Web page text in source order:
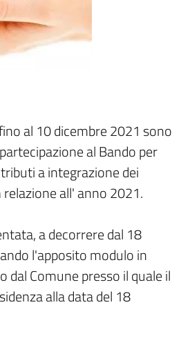
al 10 dicembre 2021 sono
al Bando per
a integrazione dei
all' anno 2021.
a decorrere dal 18
l'apposito modulo in
dal Comune presso il quale il
alla data del 18